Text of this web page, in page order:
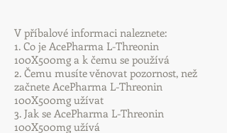
V příbalové informaci naleznete:
1. Co je AcePharma L-Threonin
100X500mg a k čemu se používá
2. Čemu musíte věnovat pozornost, než
začnete AcePharma L-Threonin
100X500mg užívat
3. Jak se AcePharma L-Threonin
100X500mg užívá